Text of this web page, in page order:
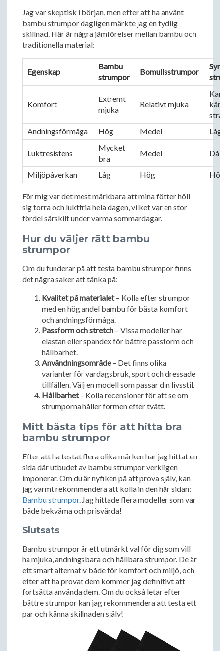
Jag var skeptisk i början, men efter att ha använt
bambu strumpor dagligen märkte jag en tydlig
skillnad. Här är några jämförelser mellan bambu och
traditionella material:
Egenskap
Bambu
strumpor
Bomullsstrumpor
Komfort
Extremt
mjuka
Relativt mjuka
Andningsförmåga
Hög Medel
Luktresistens
Mycket
bra
Medel
Miljöpåverkan Låg Hög
För mig var det mest märkbara att mina fötter höll
sig torra och luktfria hela dagen, vilket var en stor
fördel särskilt under varma sommardagar.
Hur du väljer rätt bambu
strumpor
Om du funderar på att testa bambu strumpor finns
det några saker att tänka på:
Kvalitet på materialet– Kolla efter strumpor
med en hög andel bambu för bästa komfort
och andningsförmåga.
Passform och stretch – Vissa modeller har
elastan eller spandex för bättre passform och
hållbarhet.
Användningsområde– Det finns olika
varianter för vardagsbruk, sport och dressade
tillfällen. Välj en modell som passar din livsstil.
Hållbarhet– Kolla recensioner för att se om
strumporna håller formen efter tvätt.
Mitt bästa tips för att hitta bra
bambu strumpor
Efter att ha testat flera olika märken har jag hittat en
sida där utbudet av bambu strumpor verkligen
imponerar. Om du är nyfiken på att prova själv, kan
jag varmt rekommendera att kolla in den här sidan:
Bambu strumpor. Jag hittade flera modeller som var
både bekväma och prisvärda!
Slutsats
Bambu strumpor är ett utmärkt val för dig som vill
ha mjuka, andningsbara och hållbara strumpor. De är
ett smart alternativ både för komfort och miljö, och
efter att ha provat dem kommer jag definitivt att
fortsätta använda dem. Om du också letar efter
bättre strumpor kan jag rekommendera att testa ett
par och känna skillnaden själv!